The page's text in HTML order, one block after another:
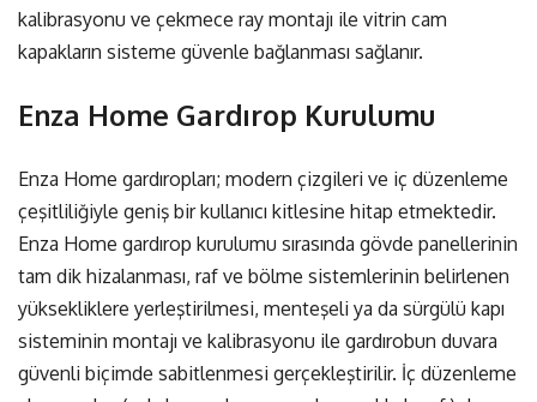
kalibrasyonu ve çekmece ray montajı ile vitrin cam
kapakların sisteme güvenle bağlanması sağlanır.
Enza Home Gardırop Kurulumu
Enza Home gardıropları; modern çizgileri ve iç düzenleme
çeşitliliğiyle geniş bir kullanıcı kitlesine hitap etmektedir.
Enza Home gardırop kurulumu sırasında gövde panellerinin
tam dik hizalanması, raf ve bölme sistemlerinin belirlenen
yüksekliklere yerleştirilmesi, menteşeli ya da sürgülü kapı
sisteminin montajı ve kalibrasyonu ile gardırobun duvara
güvenli biçimde sabitlenmesi gerçekleştirilir. İç düzenleme